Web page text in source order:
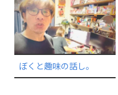
ぼくと趣味の話し。